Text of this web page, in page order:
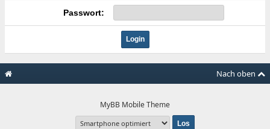
Passwort:
Nach oben
MyBB Mobile Theme